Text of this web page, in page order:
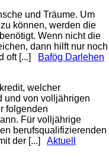
und Träume. Um
können, werden die
Wenn nicht die
dann hilft nur noch
oft [...]
Bafög Darlehen
welcher
und von volljährigen
folgenden
Für volljährige
berufsqualifizierenden
der [...] Aktuell